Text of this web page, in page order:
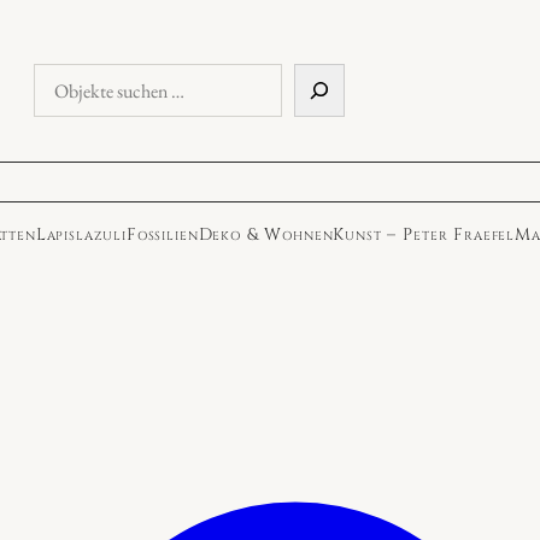
Objekte
suchen
LapislazuliFossilienDeko & WohnenKunst – Peter Fraefel